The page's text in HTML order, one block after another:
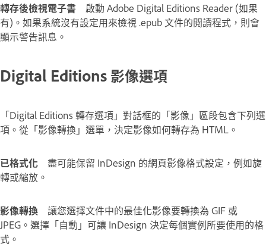
轉存後檢視電子書
啟動 Adobe Digital Editions Reader (如果
有)。如果系統沒有設定用來檢視 .epub 文件的閱讀程式，則會
顯示警告訊息。
Digital Editions 影像選項
「Digital Editions 轉存選項」對話框的「影像」區段包含下列選
項。從「影像轉換」選單，決定影像如何轉存為 HTML。
已格式化
盡可能保留 InDesign 的網頁影像格式設定，例如旋
轉或縮放。
影像轉換
讓您選擇文件中的最佳化影像要轉換為 GIF 或
JPEG。選擇「自動」可讓 InDesign 決定每個實例所要使用的格
式。